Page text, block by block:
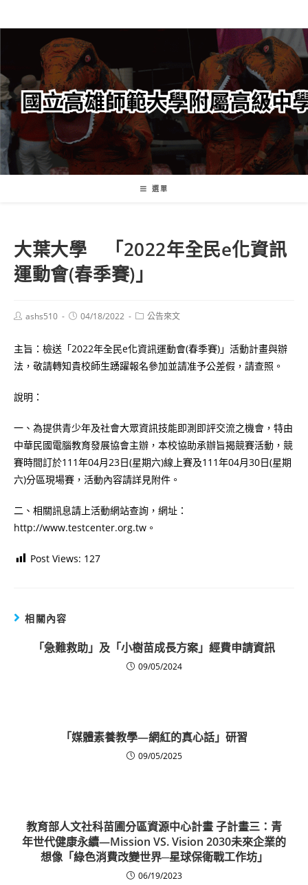
轉
要
內
容
選單
大葉大學 「2022年全民e化資訊
運動會(春季賽)」
Postashs510
Post04/18/2022
Post公告來文
主旨：檢送「2022年全民e化資訊運動會(春季賽)」活動計畫與辦
法，敬請轉知貴校師生踴躍報名參加並請准予公差假，請查照。
說明：
一、為提供青少年及社會大眾資訊技能即測即評交流之機會，特由
中華民國電腦教育發展協會主辦，本校協助承辦旨揭競賽活動，競
賽時間訂於111年04月23日(星期六)線上賽及111年04月30日(星期
六)分區現場賽，活動內容請詳見附件。
二、相關訊息請上活動網站查詢，網址：
http://www.testcenter.org.tw。
Post Views: 127
相關內容
「急難救助」及「小樹苗成長方案」經費申請資訊
09/05/2024
「媒體素養教學—網紅的真心話」研習
09/05/2025
教育部人文社科苗圃分區資源中心計畫 子計畫三：青
年世代健康永續—Mission VS. Vision 2030未來企業的
想像「綠色消費改變世界─星球保衛戰工作坊」
06/19/2023